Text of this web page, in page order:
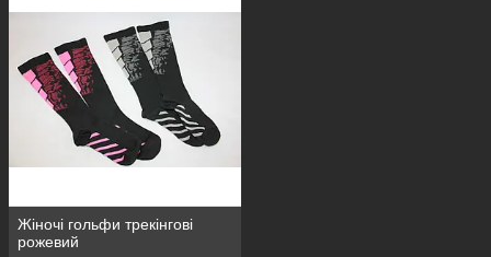
Жіночі гольфи трекінгові
рожевий